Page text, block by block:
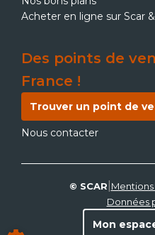
Acheter en ligne sur Scar
Des points de
France !
Trouver un point de
Nous contacter
© SCAR
Données
Mon